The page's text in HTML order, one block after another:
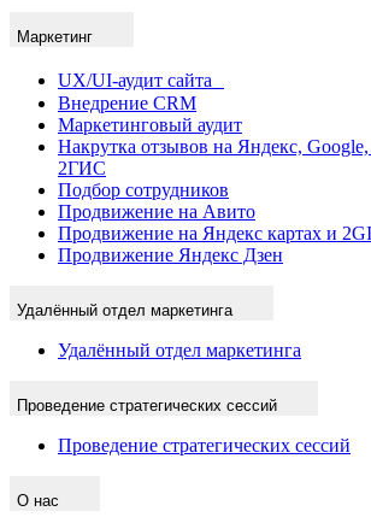
Маркетинг
UX/UI-аудит сайта
Внедрение CRM
Маркетинговый аудит
Накрутка отзывов на Яндекс,
2ГИС
Подбор сотрудников
Продвижение на Авито
Продвижение на Яндекс картах и
Продвижение Яндекс Дзен
Удалённый отдел маркетинга
Удалённый отдел маркетинга
Проведение стратегических сессий
Проведение стратегических сессий
О нас